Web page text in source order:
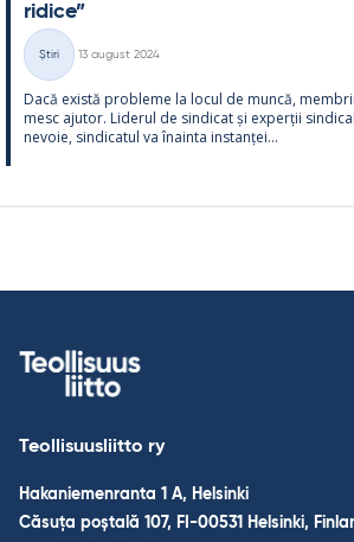
ri­dice”
Categorii
Știri
13 august 2024
Dacă există probleme la locul de muncă,
mesc aju­tor. Li­de­rul de sin­dicat și ex­perții
ne­voie, sin­dica­tul va înainta ins­tanței...
Teollisuusliitto ry
Hakaniemenranta 1 A, Helsinki
Căsuța poștală 107, FI-00531 Helsinki,